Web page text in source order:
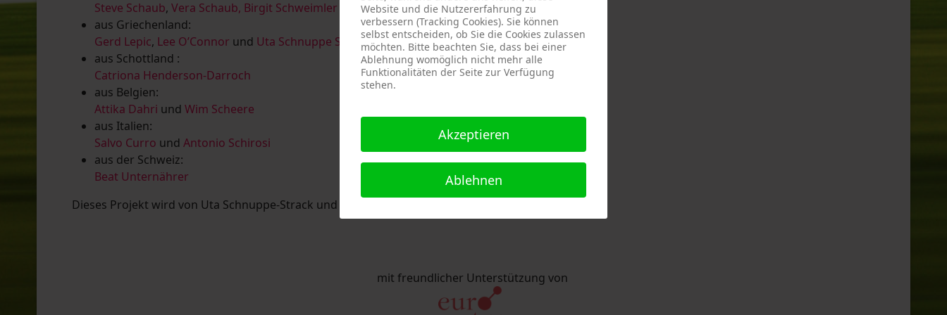
Steve Schaub, Vera Schaub, Birgit Schweimler & Serge DevadderundRolf Thärichen
aus Griechenland:
Gerd Lepic, Lee O’Connor und Uta Schnuppe Strack
aus Schottland :
Catriona Henderson-Darroch
aus Belgien:
Attika Dahri und Wim Scheere
aus Italien:
Salvo Curro und Antonio Schirosi
aus der Schweiz:
Beat Unternährer
Dieses Projekt wird von Uta Schnuppe-Strack und Eric Schaftlein organisiert.
mit freundlicher Unterstützung von
Website und die Nutzererfahrung zu
verbessern (Tracking Cookies). Sie können
selbst entscheiden, ob Sie die Cookies zulassen
möchten. Bitte beachten Sie, dass bei einer
Ablehnung womöglich nicht mehr alle
Funktionalitäten der Seite zur Verfügung
stehen.
Akzeptieren
Ablehnen